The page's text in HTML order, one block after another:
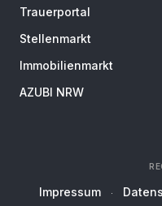
Trauerportal
Stellenmarkt
Immobilienmarkt
AZUBI NRW
Impressum